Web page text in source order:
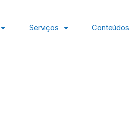
Serviços Conteúdos